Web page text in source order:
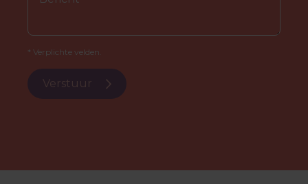
* Verplichte velden.
Verstuur